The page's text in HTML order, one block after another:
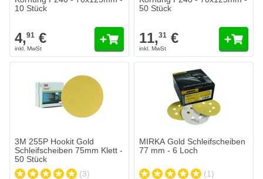
10 Stück
4,91 €
50 Stück
11,31 €
3M 255P Hookit Gold Schleifscheiben 75mm Klett - 50 Stück
Heute versendet
Körnung
€
In den Warenkorb
3M 255P Hookit Gold
Schleifscheiben 75mm Klett -
50 Stück
(3)
MIRKA Gold Schleifscheiben 77
Heute versendet
Körnung
€
In den
MIRKA Gold Schleifscheiben
77 mm - 6 Loch
(1)